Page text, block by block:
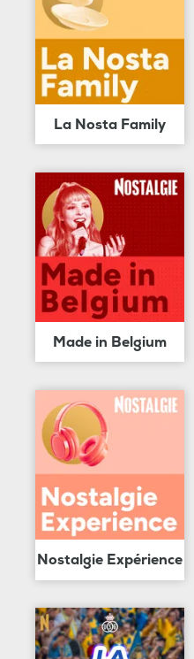
La Nosta Family
Made in Belgium
Nostalgie Expérience